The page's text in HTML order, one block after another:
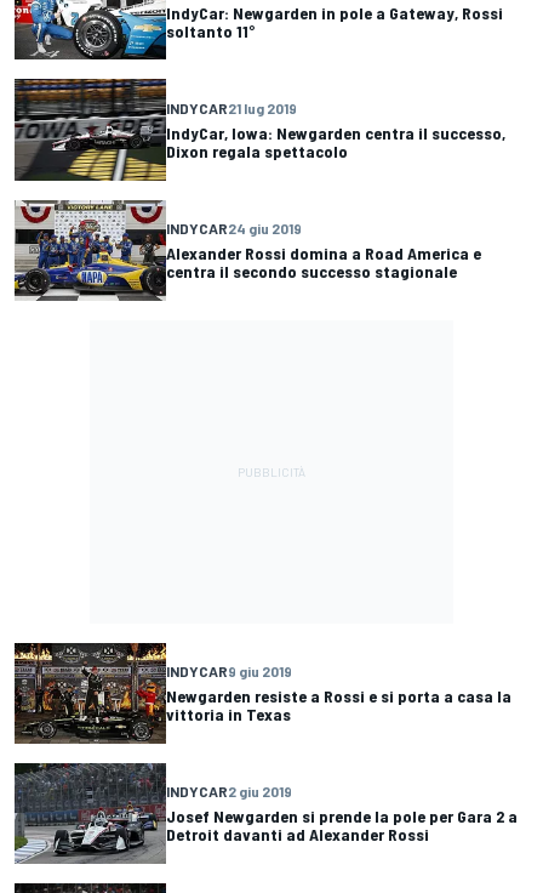
IndyCar: Newgarden in pole a Gateway, Rossi
soltanto 11°
INDYCAR21 lug 2019
IndyCar, Iowa: Newgarden centra il successo,
Dixon regala spettacolo
INDYCAR24 giu 2019
Alexander Rossi domina a Road America e
centra il secondo successo stagionale
INDYCAR9 giu 2019
Newgarden resiste a Rossi e si porta a casa la
vittoria in Texas
INDYCAR2 giu 2019
Josef Newgarden si prende la pole per Gara 2 a
Detroit davanti ad Alexander Rossi